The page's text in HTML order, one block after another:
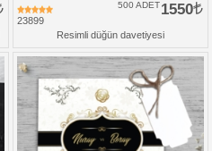
23899
1550
500 ADET
Resimli düğün davetiyesi